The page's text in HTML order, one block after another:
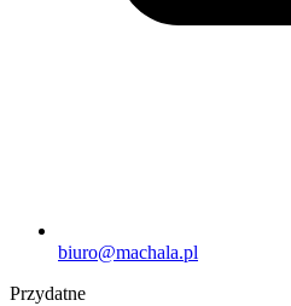
biuro@machala.pl
Przydatne